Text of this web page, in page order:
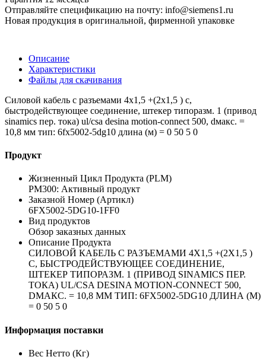
Отправляйте спецификацию на почту: info@siemens1.ru
Новая продукция в оригинальной, фирменной упаковке
Описание
Характеристики
Файлы для скачивания
Силовой кабель с разъемами 4x1,5 +(2x1,5 ) c,
быстродействующее соединение, штекер типоразм. 1 (привод
sinamics пер. тока) ul/csa desina motion-connect 500, dмакс. =
10,8 мм тип: 6fx5002-5dg10 длина (м) = 0 50 5 0
Продукт
Жизненный Цикл Продукта (PLM)
PM300: Активный продукт
Заказной Номер (Артикл)
6FX5002-5DG10-1FF0
Вид продуктов
Обзор заказных данных
Описание Продукта
СИЛОВОЙ КАБЕЛЬ С РАЗЪЕМАМИ 4X1,5 +(2X1,5 )
C, БЫСТРОДЕЙСТВУЮЩЕЕ СОЕДИНЕНИЕ,
ШТЕКЕР ТИПОРАЗМ. 1 (ПРИВОД SINAMICS ПЕР.
ТОКА) UL/CSA DESINA MOTION-CONNECT 500,
DМАКС. = 10,8 ММ ТИП: 6FX5002-5DG10 ДЛИНА (М)
= 0 50 5 0
Информация поставки
Вес Нетто (Кг)